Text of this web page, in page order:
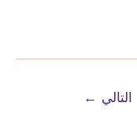
التالي ←